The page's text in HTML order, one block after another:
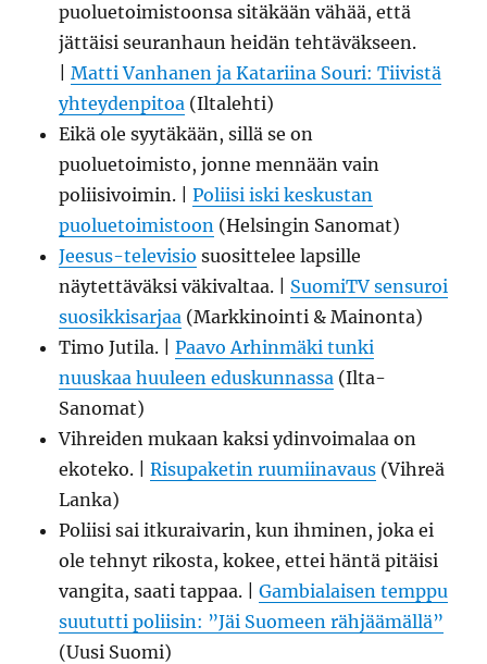
puoluetoimistoonsa sitäkään vähää, että
jättäisi seuranhaun heidän tehtäväkseen.
|Matti Vanhanen ja Katariina Souri: Tiivistä
yhteydenpitoa (Iltalehti)
Eikä ole syytäkään, sillä se on
puoluetoimisto, jonne mennään vain
poliisivoimin. |Poliisi iski keskustan
puoluetoimistoon (Helsingin Sanomat)
Jeesus-televisio suosittelee lapsille
näytettäväksi väkivaltaa. | SuomiTV sensuroi
suosikkisarjaa (Markkinointi & Mainonta)
Timo Jutila. |Paavo Arhinmäki tunki
nuuskaa huuleen eduskunnassa (Ilta-
Sanomat)
Vihreiden mukaan kaksi ydinvoimalaa on
ekoteko. |Risupaketin ruumiinavaus (Vihreä
Lanka)
Poliisi sai itkuraivarin, kun ihminen, joka ei
ole tehnyt rikosta, kokee, ettei häntä pitäisi
vangita, saati tappaa. |Gambialaisen temppu
suututti poliisin: ”Jäi Suomeen rähjäämällä”
(Uusi Suomi)